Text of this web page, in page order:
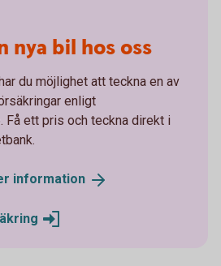
nya bil hos oss
du möjlighet att teckna en av
enligt
Få ett pris och teckna direkt i
information